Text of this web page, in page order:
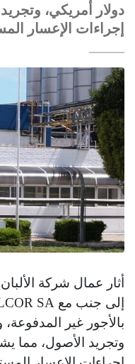
دولار أمريكي،
إجراءات الإعسار
بالأجور غير
وتجريد الأصول، مما